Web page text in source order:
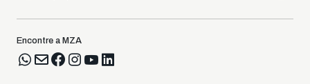
Encontre a MZA